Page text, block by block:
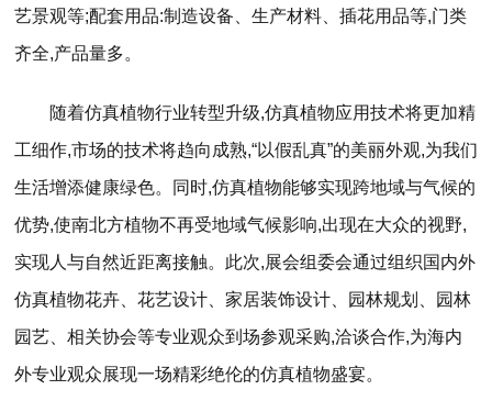
艺景观等;配套用品:制造设备、生产材料、插花用品等,门类
齐全,产品量多。
随着仿真植物行业转型升级,仿真植物应用技术将更加精
工细作,市场的技术将趋向成熟,“以假乱真”的美丽外观,为我们
生活增添健康绿色。同时,仿真植物能够实现跨地域与气候的
优势,使南北方植物不再受地域气候影响,出现在大众的视野,
实现人与自然近距离接触。此次,展会组委会通过组织国内外
仿真植物花卉、花艺设计、家居装饰设计、园林规划、园林
园艺、相关协会等专业观众到场参观采购,洽谈合作,为海内
外专业观众展现一场精彩绝伦的仿真植物盛宴。